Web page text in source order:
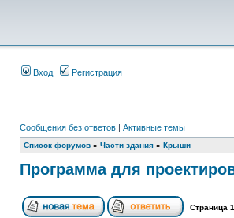
Вход Регистрация
Сообщения без ответов | Активные темы
Список форумов » Части здания » Крыши
Программа для
Страница 1